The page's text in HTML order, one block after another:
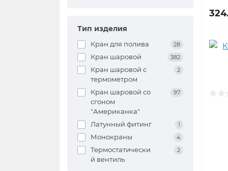
Тип изделия
Кран для полива 28
Кран шаровой 382
Кран шаровой с
термометром
2
Кран шаровой со
сгоном
"Американка"
97
Латунный фитинг 1
Монокраны 4
Термостатически
й вентиль
2